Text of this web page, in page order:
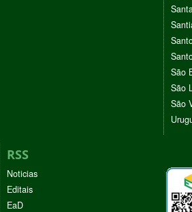
São
São
São
RSS
Noticias
Editais
EaD